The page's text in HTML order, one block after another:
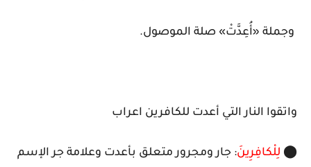
وجملة «أُعِدَّتْ» صلة الموصول.
واتقوا النار التي أعدت للكافرين اعراب
⬤ لِلْكافِرِينَ: جار ومجرور متعلق بأعدت وعلامة جر الإسم